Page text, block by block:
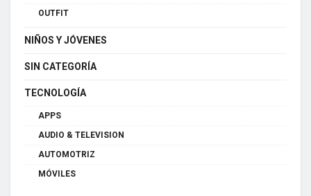
OUTFIT
NIÑOS Y JÓVENES
SIN CATEGORÍA
TECNOLOGÍA
APPS
AUDIO & TELEVISION
AUTOMOTRIZ
MÓVILES